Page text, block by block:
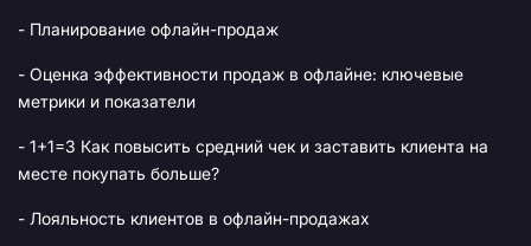
- Планирование офлайн-продаж
- Оценка эффективности продаж в офлайне: ключевые
метрики и показатели
- 1+1=3 Как повысить средний чек и заставить клиента на
месте покупать больше?
- Лояльность клиентов в офлайн-продажах